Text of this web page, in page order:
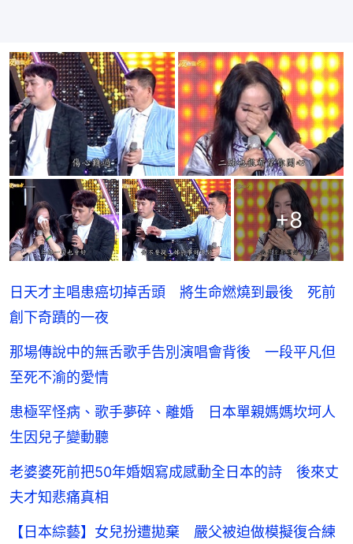
+8
日天才主唱患癌切掉舌頭 將生命燃燒到最後 死前
創下奇蹟的一夜
那場傳說中的無舌歌手告別演唱會背後 一段平凡但
至死不渝的愛情
患極罕怪病、歌手夢碎、離婚 日本單親媽媽坎坷人
生因兒子變動聽
老婆婆死前把50年婚姻寫成感動全日本的詩 後來丈
夫才知悲痛真相
【日本綜藝】女兒扮遭拋棄 嚴父被迫做模擬復合練